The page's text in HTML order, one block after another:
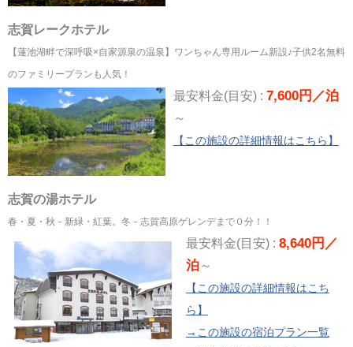
志賀レークホテル
【蓮池湖畔で深呼吸×自家源泉の温泉】ワンちゃん専用ルーム新設♪子供2名無料
のファミリープランも人気！
最安料金(目安) : 7,600円／泊
～
【この施設の詳細情報はこちら】
志賀の湯ホテル
春・夏・秋－新緑・紅葉。冬－志賀高原ゲレンデまで０分！！
最安料金(目安) : 8,640円／
泊～
【この施設の詳細情報はこち
ら】
→この施設の宿泊プラン一覧